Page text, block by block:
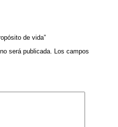
de vida”
será publicada. Los campos